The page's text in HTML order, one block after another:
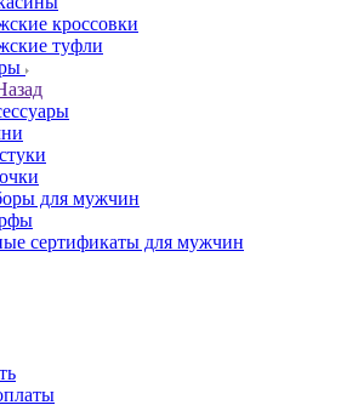
кроссовки
туфли
для мужчин
сертификаты для мужчин